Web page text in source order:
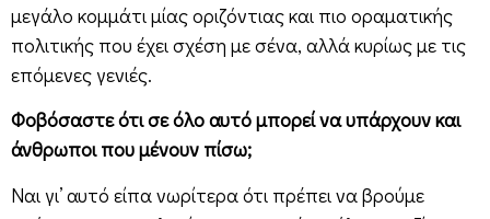
μεγάλο κομμάτι μίας οριζόντιας και πιο οραματικής
πολιτικής που έχει σχέση με σένα, αλλά κυρίως με τις
επόμενες γενιές.
Φοβόσαστε ότι σε όλο αυτό μπορεί να υπάρχουν και
άνθρωποι που μένουν πίσω;
Ναι γι’ αυτό είπα νωρίτερα ότι πρέπει να βρούμε